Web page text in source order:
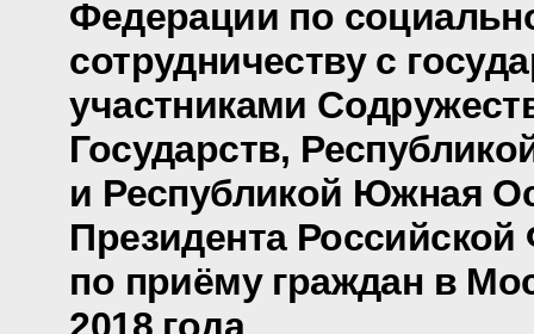
Федерации по
сотрудничеству с
участниками
Государств,
и Республикой Южная
Президента
по приёму граждан в
2018 года